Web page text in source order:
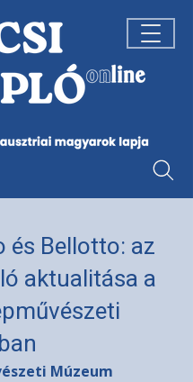
és Bellotto: az
aktualitása a
Múzeum